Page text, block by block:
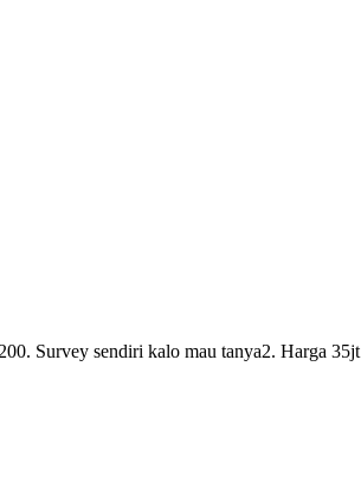
Survey sendiri kalo mau tanya2. Harga 35jt